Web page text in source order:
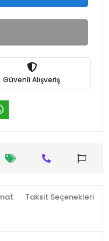
Güvenli Alışveriş
Taksit Seçenekleri